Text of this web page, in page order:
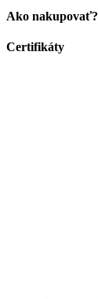
Ako nakupovať?
Certifikáty